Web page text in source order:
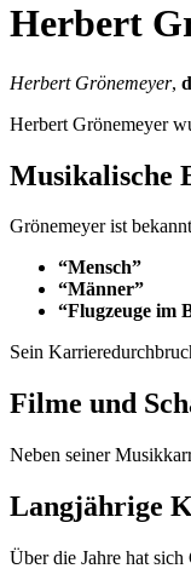
Herbert
Herbert Grönemeyer,
Herbert Grönemeyer
Musikalische
Grönemeyer ist
“Mensch”
“Männer”
“Flugzeuge im
Sein
Filme und
Neben seiner
Langjährige
Über die Jahre hat